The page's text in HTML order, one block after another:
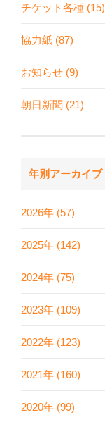
チケット各種 (15)
協力紙 (87)
お知らせ (9)
朝日新聞 (21)
年別アーカイブ
2026年 (57)
2025年 (142)
2024年 (75)
2023年 (109)
2022年 (123)
2021年 (160)
2020年 (99)